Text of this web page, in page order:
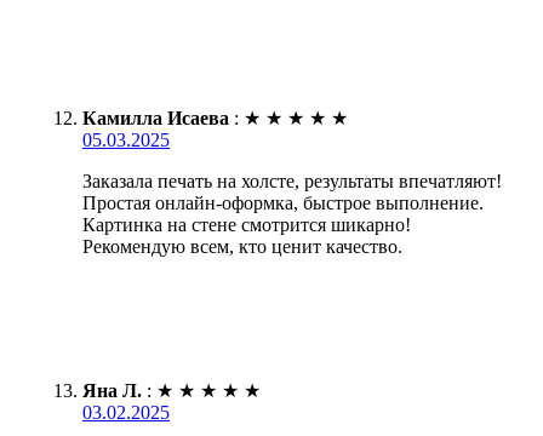
Камилла Исаева : ★ ★ ★ ★ ★
05.03.2025
Заказала печать на холсте, результаты впечатляют!
Простая онлайн-оформка, быстрое выполнение.
Картинка на стене смотрится шикарно!
Рекомендую всем, кто ценит качество.
Яна Л. : ★ ★ ★ ★ ★
03.02.2025